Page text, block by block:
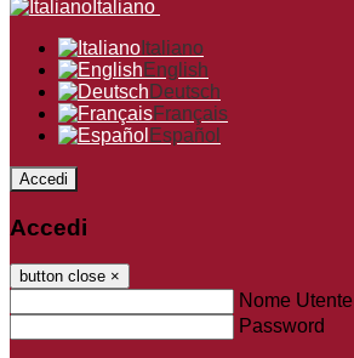
Italiano
Italiano
English
Deutsch
Français
Español
Accedi
Accedi
button close ×
Nome Utente
Password